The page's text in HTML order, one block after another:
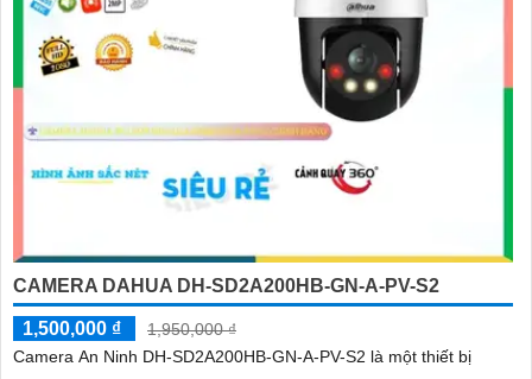
CAMERA DAHUA DH-SD2A200HB-GN-A-PV-S2
1,500,000 ₫
1,950,000 ₫
Camera An Ninh DH-SD2A200HB-GN-A-PV-S2 là một thiết bị